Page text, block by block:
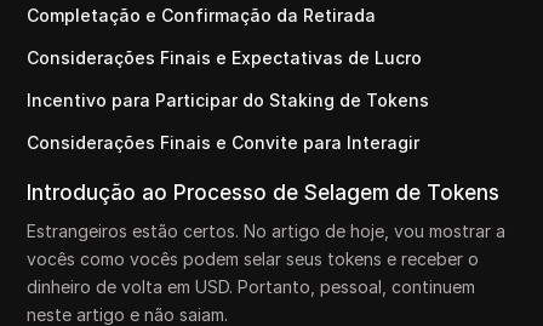
Completação e Confirmação da Retirada
Considerações Finais e Expectativas de Lucro
Incentivo para Participar do Staking de Tokens
Considerações Finais e Convite para Interagir
Introdução ao Processo de Selagem de Tokens
Estrangeiros estão certos. No artigo de hoje, vou mostrar a
vocês como vocês podem selar seus tokens e receber o
dinheiro de volta em USD. Portanto, pessoal, continuem
neste artigo e não saiam.